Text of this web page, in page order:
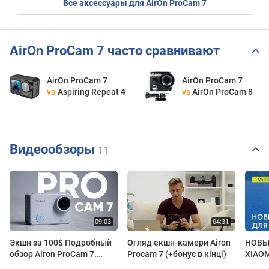
Все аксессуары для AirOn ProCam 7
AirOn ProCam 7 часто сравнивают
AirOn ProCam 7
vs Aspiring Repeat 4
AirOn ProCam 7
vs AirOn ProCam 8
Видеообзоры 11
Экшн за 100$ Подробный
обзор Airon ProCam 7.
Огляд екшн-камери Airon
Procam 7 (+бонус в кінці)